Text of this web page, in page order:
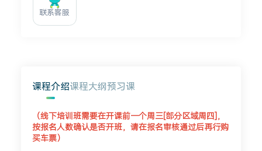
联系客服
课程介绍课程大纲预习课
（线下培训班需要在开课前一个周三[部分区域周四]，
按报名人数确认是否开班，请在报名审核通过后再行购
买车票）